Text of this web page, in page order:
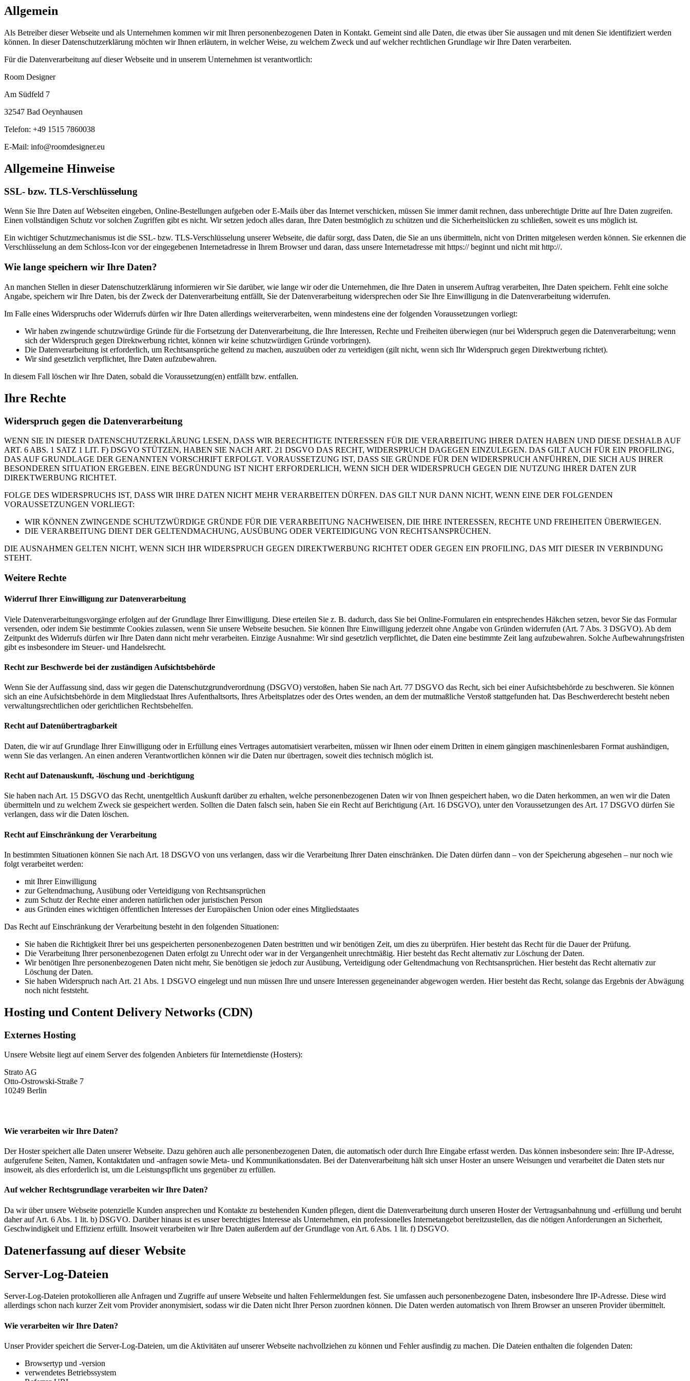
Allgemein
Als Betreiber dieser Webseite und als Unternehmen kommen wir mit Ihren personenbezogenen Daten in Kontakt. Gemeint sind alle Daten, die etwas über Sie aussagen und mit denen Sie identifiziert werden
können. In dieser Datenschutzerklärung möchten wir Ihnen erläutern, in welcher Weise, zu welchem Zweck und auf welcher rechtlichen Grundlage wir Ihre Daten verarbeiten.
Für die Datenverarbeitung auf dieser Webseite und in unserem Unternehmen ist verantwortlich:
Room Designer
Am Südfeld 7
32547 Bad Oeynhausen
Telefon: +49 1515 7860038
E-Mail: info@roomdesigner.eu
Allgemeine Hinweise
SSL- bzw. TLS-Verschlüsselung
Wenn Sie Ihre Daten auf Webseiten eingeben, Online-Bestellungen aufgeben oder E-Mails über das Internet verschicken, müssen Sie immer damit rechnen, dass unberechtigte Dritte auf Ihre Daten zugreifen.
Einen vollständigen Schutz vor solchen Zugriffen gibt es nicht. Wir setzen jedoch alles daran, Ihre Daten bestmöglich zu schützen und die Sicherheitslücken zu schließen, soweit es uns möglich ist.
Ein wichtiger Schutzmechanismus ist die SSL- bzw. TLS-Verschlüsselung unserer Webseite, die dafür sorgt, dass Daten, die Sie an uns übermitteln, nicht von Dritten mitgelesen werden können. Sie erkennen die
Verschlüsselung an dem Schloss-Icon vor der eingegebenen Internetadresse in Ihrem Browser und daran, dass unsere Internetadresse mit https:// beginnt und nicht mit http://.
Wie lange speichern wir Ihre Daten?
An manchen Stellen in dieser Datenschutzerklärung informieren wir Sie darüber, wie lange wir oder die Unternehmen, die Ihre Daten in unserem Auftrag verarbeiten, Ihre Daten speichern. Fehlt eine solche
Angabe, speichern wir Ihre Daten, bis der Zweck der Datenverarbeitung entfällt, Sie der Datenverarbeitung widersprechen oder Sie Ihre Einwilligung in die Datenverarbeitung widerrufen.
Im Falle eines Widerspruchs oder Widerrufs dürfen wir Ihre Daten allerdings weiterverarbeiten, wenn mindestens eine der folgenden Voraussetzungen vorliegt:
Wir haben zwingende schutzwürdige Gründe für die Fortsetzung der Datenverarbeitung, die Ihre Interessen, Rechte und Freiheiten überwiegen (nur bei Widerspruch gegen die Datenverarbeitung; wenn
sich der Widerspruch gegen Direktwerbung richtet, können wir keine schutzwürdigen Gründe vorbringen).
Die Datenverarbeitung ist erforderlich, um Rechtsansprüche geltend zu machen, auszuüben oder zu verteidigen (gilt nicht, wenn sich Ihr Widerspruch gegen Direktwerbung richtet).
Wir sind gesetzlich verpflichtet, Ihre Daten aufzubewahren.
In diesem Fall löschen wir Ihre Daten, sobald die Voraussetzung(en) entfällt bzw. entfallen.
Ihre Rechte
Widerspruch gegen die Datenverarbeitung
WENN SIE IN DIESER DATENSCHUTZERKLÄRUNG LESEN, DASS WIR BERECHTIGTE INTERESSEN FÜR DIE VERARBEITUNG IHRER DATEN HABEN UND DIESE DESHALB AUF
ART. 6 ABS. 1 SATZ 1 LIT. F) DSGVO STÜTZEN, HABEN SIE NACH ART. 21 DSGVO DAS RECHT, WIDERSPRUCH DAGEGEN EINZULEGEN. DAS GILT AUCH FÜR EIN PROFILING,
DAS AUF GRUNDLAGE DER GENANNTEN VORSCHRIFT ERFOLGT. VORAUSSETZUNG IST, DASS SIE GRÜNDE FÜR DEN WIDERSPRUCH ANFÜHREN, DIE SICH AUS IHRER
BESONDEREN SITUATION ERGEBEN. EINE BEGRÜNDUNG IST NICHT ERFORDERLICH, WENN SICH DER WIDERSPRUCH GEGEN DIE NUTZUNG IHRER DATEN ZUR
DIREKTWERBUNG RICHTET.
FOLGE DES WIDERSPRUCHS IST, DASS WIR IHRE DATEN NICHT MEHR VERARBEITEN DÜRFEN. DAS GILT NUR DANN NICHT, WENN EINE DER FOLGENDEN
VORAUSSETZUNGEN VORLIEGT:
WIR KÖNNEN ZWINGENDE SCHUTZWÜRDIGE GRÜNDE FÜR DIE VERARBEITUNG NACHWEISEN, DIE IHRE INTERESSEN, RECHTE UND FREIHEITEN ÜBERWIEGEN.
DIE VERARBEITUNG DIENT DER GELTENDMACHUNG, AUSÜBUNG ODER VERTEIDIGUNG VON RECHTSANSPRÜCHEN.
DIE AUSNAHMEN GELTEN NICHT, WENN SICH IHR WIDERSPRUCH GEGEN DIREKTWERBUNG RICHTET ODER GEGEN EIN PROFILING, DAS MIT DIESER IN VERBINDUNG
STEHT.
Weitere Rechte
Widerruf Ihrer Einwilligung zur Datenverarbeitung
Viele Datenverarbeitungsvorgänge erfolgen auf der Grundlage Ihrer Einwilligung. Diese erteilen Sie z. B. dadurch, dass Sie bei Online-Formularen ein entsprechendes Häkchen setzen, bevor Sie das Formular
versenden, oder indem Sie bestimmte Cookies zulassen, wenn Sie unsere Webseite besuchen. Sie können Ihre Einwilligung jederzeit ohne Angabe von Gründen widerrufen (Art. 7 Abs. 3 DSGVO). Ab dem
Zeitpunkt des Widerrufs dürfen wir Ihre Daten dann nicht mehr verarbeiten. Einzige Ausnahme: Wir sind gesetzlich verpflichtet, die Daten eine bestimmte Zeit lang aufzubewahren. Solche Aufbewahrungsfristen
gibt es insbesondere im Steuer- und Handelsrecht.
Recht zur Beschwerde bei der zuständigen Aufsichtsbehörde
Wenn Sie der Auffassung sind, dass wir gegen die Datenschutzgrundverordnung (DSGVO) verstoßen, haben Sie nach Art. 77 DSGVO das Recht, sich bei einer Aufsichtsbehörde zu beschweren. Sie können
sich an eine Aufsichtsbehörde in dem Mitgliedstaat Ihres Aufenthaltsorts, Ihres Arbeitsplatzes oder des Ortes wenden, an dem der mutmaßliche Verstoß stattgefunden hat. Das Beschwerderecht besteht neben
verwaltungsrechtlichen oder gerichtlichen Rechtsbehelfen.
Recht auf Datenübertragbarkeit
Daten, die wir auf Grundlage Ihrer Einwilligung oder in Erfüllung eines Vertrages automatisiert verarbeiten, müssen wir Ihnen oder einem Dritten in einem gängigen maschinenlesbaren Format aushändigen,
wenn Sie das verlangen. An einen anderen Verantwortlichen können wir die Daten nur übertragen, soweit dies technisch möglich ist.
Recht auf Datenauskunft, -löschung und -berichtigung
Sie haben nach Art. 15 DSGVO das Recht, unentgeltlich Auskunft darüber zu erhalten, welche personenbezogenen Daten wir von Ihnen gespeichert haben, wo die Daten herkommen, an wen wir die Daten
übermitteln und zu welchem Zweck sie gespeichert werden. Sollten die Daten falsch sein, haben Sie ein Recht auf Berichtigung (Art. 16 DSGVO), unter den Voraussetzungen des Art. 17 DSGVO dürfen Sie
verlangen, dass wir die Daten löschen.
Recht auf Einschränkung der Verarbeitung
In bestimmten Situationen können Sie nach Art. 18 DSGVO von uns verlangen, dass wir die Verarbeitung Ihrer Daten einschränken. Die Daten dürfen dann – von der Speicherung abgesehen – nur noch wie
folgt verarbeitet werden:
mit Ihrer Einwilligung
zur Geltendmachung, Ausübung oder Verteidigung von Rechtsansprüchen
zum Schutz der Rechte einer anderen natürlichen oder juristischen Person
aus Gründen eines wichtigen öffentlichen Interesses der Europäischen Union oder eines Mitgliedstaates
Das Recht auf Einschränkung der Verarbeitung besteht in den folgenden Situationen:
Sie haben die Richtigkeit Ihrer bei uns gespeicherten personenbezogenen Daten bestritten und wir benötigen Zeit, um dies zu überprüfen. Hier besteht das Recht für die Dauer der Prüfung.
Die Verarbeitung Ihrer personenbezogenen Daten erfolgt zu Unrecht oder war in der Vergangenheit unrechtmäßig. Hier besteht das Recht alternativ zur Löschung der Daten.
Wir benötigen Ihre personenbezogenen Daten nicht mehr, Sie benötigen sie jedoch zur Ausübung, Verteidigung oder Geltendmachung von Rechtsansprüchen. Hier besteht das Recht alternativ zur
Löschung der Daten.
Sie haben Widerspruch nach Art. 21 Abs. 1 DSGVO eingelegt und nun müssen Ihre und unsere Interessen gegeneinander abgewogen werden. Hier besteht das Recht, solange das Ergebnis der Abwägung
noch nicht feststeht.
Hosting und Content Delivery Networks (CDN)
Externes Hosting
Unsere Website liegt auf einem Server des folgenden Anbieters für Internetdienste (Hosters):
Strato AG
Otto-Ostrowski-Straße 7
10249 Berlin
Wie verarbeiten wir Ihre Daten?
Der Hoster speichert alle Daten unserer Webseite. Dazu gehören auch alle personenbezogenen Daten, die automatisch oder durch Ihre Eingabe erfasst werden. Das können insbesondere sein: Ihre IP-Adresse,
aufgerufene Seiten, Namen, Kontaktdaten und -anfragen sowie Meta- und Kommunikationsdaten. Bei der Datenverarbeitung hält sich unser Hoster an unsere Weisungen und verarbeitet die Daten stets nur
insoweit, als dies erforderlich ist, um die Leistungspflicht uns gegenüber zu erfüllen.
Auf welcher Rechtsgrundlage verarbeiten wir Ihre Daten?
Da wir über unsere Webseite potenzielle Kunden ansprechen und Kontakte zu bestehenden Kunden pflegen, dient die Datenverarbeitung durch unseren Hoster der Vertragsanbahnung und -erfüllung und beruht
daher auf Art. 6 Abs. 1 lit. b) DSGVO. Darüber hinaus ist es unser berechtigtes Interesse als Unternehmen, ein professionelles Internetangebot bereitzustellen, das die nötigen Anforderungen an Sicherheit,
Geschwindigkeit und Effizienz erfüllt. Insoweit verarbeiten wir Ihre Daten außerdem auf der Grundlage von Art. 6 Abs. 1 lit. f) DSGVO.
Datenerfassung auf dieser Website
Server-Log-Dateien
Server-Log-Dateien protokollieren alle Anfragen und Zugriffe auf unsere Webseite und halten Fehlermeldungen fest. Sie umfassen auch personenbezogene Daten, insbesondere Ihre IP-Adresse. Diese wird
allerdings schon nach kurzer Zeit vom Provider anonymisiert, sodass wir die Daten nicht Ihrer Person zuordnen können. Die Daten werden automatisch von Ihrem Browser an unseren Provider übermittelt.
Wie verarbeiten wir Ihre Daten?
Unser Provider speichert die Server-Log-Dateien, um die Aktivitäten auf unserer Webseite nachvollziehen zu können und Fehler ausfindig zu machen. Die Dateien enthalten die folgenden Daten:
Browsertyp und -version
verwendetes Betriebssystem